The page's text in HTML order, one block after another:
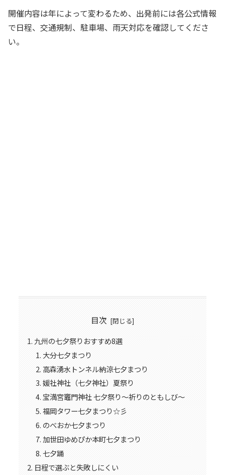
開催内容は年によって変わるため、出発前には各公式情報
で日程、交通規制、駐車場、雨天対応を確認してくださ
い。
目次
九州の七夕祭りおすすめ8選
大分七夕まつり
高森湧水トンネル納涼七夕まつり
媛社神社（七夕神社）夏祭り
宝満宮竈門神社 七夕祭り～祈りのともしび～
福岡タワー七夕まつり☆彡
のべおか七夕まつり
加世田ゆめぴか本町七夕まつり
七夕踊
日程で選ぶと失敗しにくい